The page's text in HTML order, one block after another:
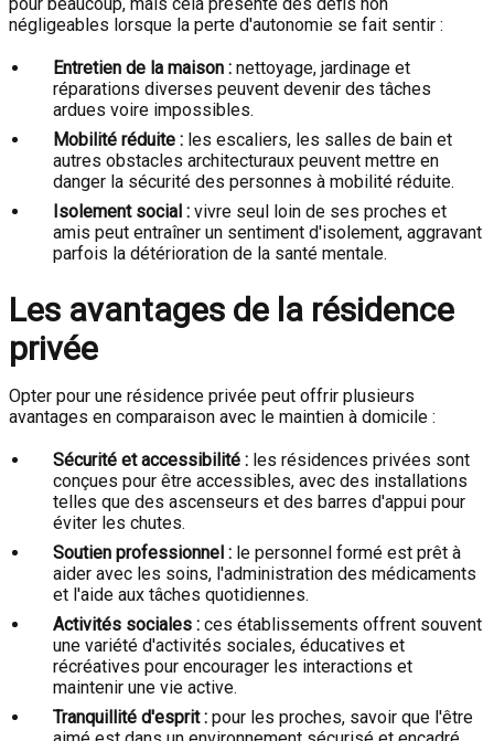
négligeables lorsque la perte d'autonomie se fait sentir :
Entretien de la maison : nettoyage, jardinage et
réparations diverses peuvent devenir des tâches
ardues voire impossibles.
Mobilité réduite : les escaliers, les salles de bain et
autres obstacles architecturaux peuvent mettre en
danger la sécurité des personnes à mobilité réduite.
Isolement social : vivre seul loin de ses proches et
amis peut entraîner un sentiment d'isolement, aggravant
parfois la détérioration de la santé mentale.
Les avantages de la résidence
privée
Opter pour une résidence privée peut offrir plusieurs
avantages en comparaison avec le maintien à domicile :
Sécurité et accessibilité : les résidences privées sont
conçues pour être accessibles, avec des installations
telles que des ascenseurs et des barres d'appui pour
éviter les chutes.
Soutien professionnel : le personnel formé est prêt à
aider avec les soins, l'administration des médicaments
et l'aide aux tâches quotidiennes.
Activités sociales : ces établissements offrent souvent
une variété d'activités sociales, éducatives et
récréatives pour encourager les interactions et
maintenir une vie active.
Tranquillité d'esprit : pour les proches, savoir que l'être